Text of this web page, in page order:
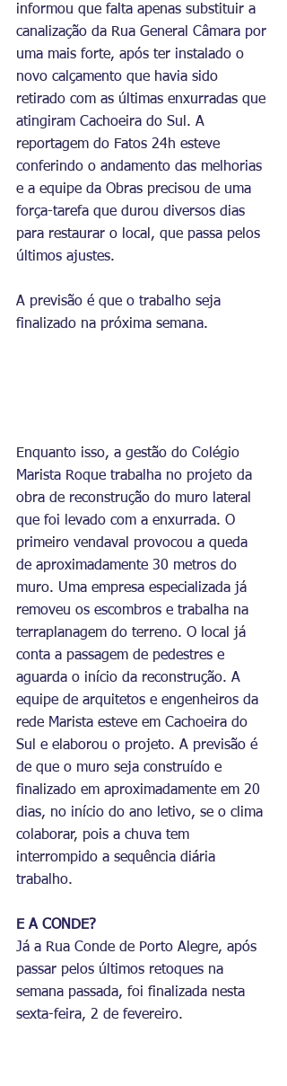
informou que falta apenas substituir a
canalização da Rua General Câmara por
uma mais forte, após ter instalado o
novo calçamento que havia sido
retirado com as últimas enxurradas que
atingiram Cachoeira do Sul. A
reportagem do Fatos 24h esteve
conferindo o andamento das melhorias
e a equipe da Obras precisou de uma
força-tarefa que durou diversos dias
para restaurar o local, que passa pelos
últimos ajustes.
A previsão é que o trabalho seja
finalizado na próxima semana.
Enquanto isso, a gestão do Colégio
Marista Roque trabalha no projeto da
obra de reconstrução do muro lateral
que foi levado com a enxurrada. O
primeiro vendaval provocou a queda
de aproximadamente 30 metros do
muro. Uma empresa especializada já
removeu os escombros e trabalha na
terraplanagem do terreno. O local já
conta a passagem de pedestres e
aguarda o início da reconstrução. A
equipe de arquitetos e engenheiros da
rede Marista esteve em Cachoeira do
Sul e elaborou o projeto. A previsão é
de que o muro seja construído e
finalizado em aproximadamente em 20
dias, no início do ano letivo, se o clima
colaborar, pois a chuva tem
interrompido a sequência diária
trabalho.
E A CONDE?
Já a Rua Conde de Porto Alegre, após
passar pelos últimos retoques na
semana passada, foi finalizada nesta
sexta-feira, 2 de fevereiro.